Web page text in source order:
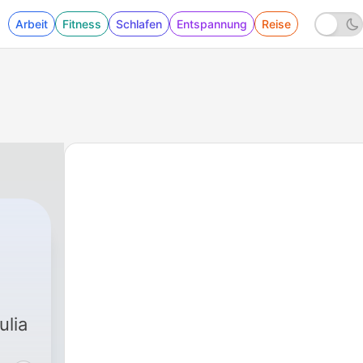
Arbeit Fitness Schlafen Entspannung Reise